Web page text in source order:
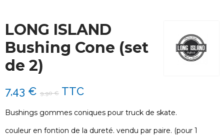
LONG ISLAND
Bushing Cone (set
de 2)
7,43 € 9,90 € TTC
Bushings gommes coniques pour truck de skate.
couleur en fontion de la dureté. vendu par paire. (pour 1